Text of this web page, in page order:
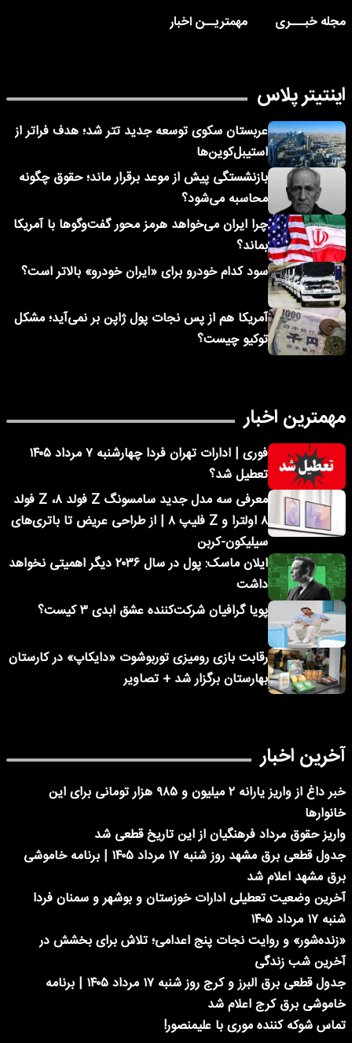
مجله خبـــری
مهمتریــن اخبار
اینتیتر پلاس
عربستان سکوی توسعه جدید تتر شد؛ هدف فراتر از
استیبل‌کوین‌ها
بازنشستگی پیش از موعد برقرار ماند؛ حقوق چگونه
محاسبه می‌شود؟
چرا ایران می‌خواهد هرمز محور گفت‌وگوها با آمریکا
بماند؟
سود کدام خودرو برای «ایران خودرو» بالاتر است؟
آمریکا هم از پس نجات پول ژاپن بر نمی‌آید؛ مشکل
توکیو چیست؟
مهمترین اخبار
فوری | ادارات تهران فردا چهارشنبه ۷ مرداد ۱۴۰۵
تعطیل شد؟
معرفی سه مدل جدید سامسونگ Z فولد ۸، Z فولد
۸ اولترا و Z فلیپ ۸ | از طراحی عریض تا باتری‌های
سیلیکون-کربن
ایلان ماسک: پول در سال ۲۰۳۶ دیگر اهمیتی نخواهد
داشت
پویا گرافیان شرکت‌کننده عشق ابدی ۳ کیست؟
رقابت بازی رومیزی توربوشوت «دایکاپ» در کارستان
بهارستان برگزار شد + تصاویر
آخرین اخبار
خبر داغ از واریز یارانه ۲ میلیون و ۹۸۵ هزار تومانی برای این
خانوارها
واریز حقوق مرداد فرهنگیان از این تاریخ قطعی شد
جدول قطعی برق مشهد روز شنبه ۱۷ مرداد ۱۴۰۵ | برنامه خاموشی
برق مشهد اعلام شد
آخرین وضعیت تعطیلی ادارات خوزستان و بوشهر و سمنان فردا
شنبه ۱۷ مرداد ۱۴۰۵
«زنده‌شور» و روایت نجات پنج اعدامی؛ تلاش برای بخشش در
آخرین شب زندگی
جدول قطعی برق البرز و کرج روز شنبه ۱۷ مرداد ۱۴۰۵ | برنامه
خاموشی برق کرج اعلام شد
تماس شوکه کننده موری با علیمنصور!